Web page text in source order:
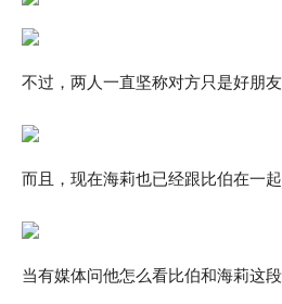
不过，两人一直坚称对方只是好朋
而且，现在海莉也已经跟比伯在一
当有媒体问他怎么看比伯和海莉这段